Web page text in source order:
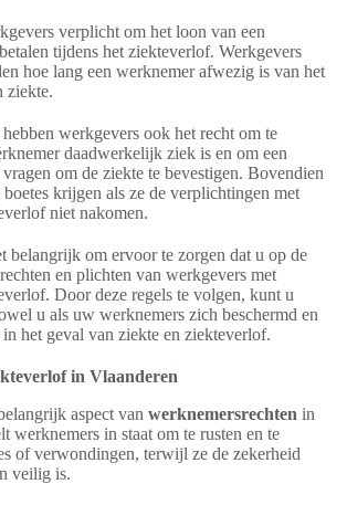
verplicht om het loon van een
tijdens het ziekteverlof. Werkgevers
hoe lang een werknemer afwezig is van het
ziekte.
werkgevers ook het recht om te
daadwerkelijk ziek is en om een
om de ziekte te bevestigen. Bovendien
krijgen als ze de verplichtingen met
niet nakomen.
belangrijk om ervoor te zorgen dat u op de
en plichten van werkgevers met
Door deze regels te volgen, kunt u
u als uw werknemers zich beschermd en
het geval van ziekte en ziekteverlof.
in Vlaanderen
aspect van werknemersrechten in
werknemers in staat om te rusten en te
of verwondingen, terwijl ze de zekerheid
veilig is.